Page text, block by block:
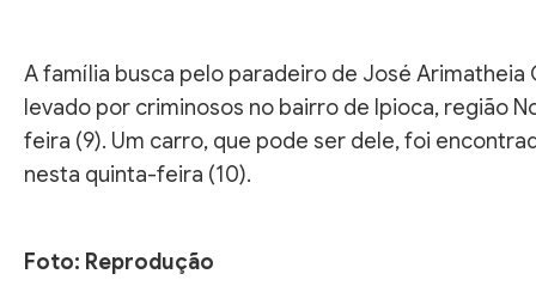
A família busca pelo paradeiro de José Arimatheia
levado por criminosos no bairro de Ipioca, região
feira (9). Um carro, que pode ser dele, foi
nesta quinta-feira (10).
Foto: Reprodução